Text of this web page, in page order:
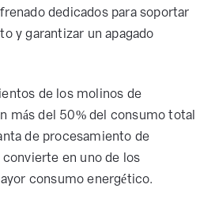
dedicados para soportar
y garantizar un apagado
de los molinos de
más del 50% del consumo total
de procesamiento de
en uno de los
consumo energético.